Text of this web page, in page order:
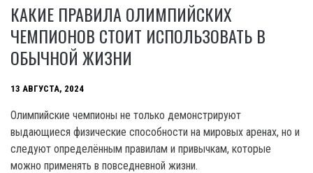
КАКИЕ ПРАВИЛА ОЛИМПИЙСКИХ
ЧЕМПИОНОВ СТОИТ ИСПОЛЬЗОВАТЬ В
ОБЫЧНОЙ ЖИЗНИ
13 АВГУСТА, 2024
Олимпийские чемпионы не только демонстрируют
выдающиеся физические способности на мировых аренах, но и
следуют определённым правилам и привычкам, которые
можно применять в повседневной жизни.